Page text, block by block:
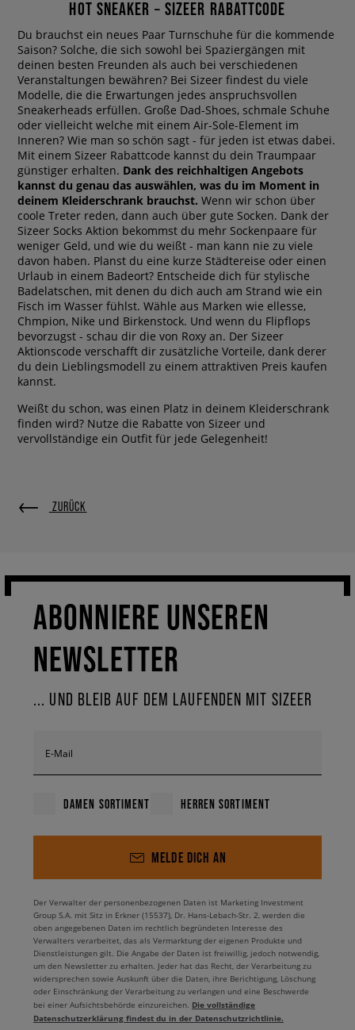
HOT SNEAKER – SIZEER RABATTCODE
Du brauchst ein neues Paar Turnschuhe für die kommende
Saison? Solche, die sich sowohl bei Spaziergängen mit
deinen besten Freunden als auch bei verschiedenen
Veranstaltungen bewähren? Bei Sizeer findest du viele
Modelle, die die Erwartungen jedes anspruchsvollen
Sneakerheads erfüllen. Große Dad-Shoes, schmale Schuhe
oder vielleicht welche mit einem Air-Sole-Element im
Inneren? Wie man so schön sagt - für jeden ist etwas dabei.
Mit einem Sizeer Rabattcode kannst du dein Traumpaar
günstiger erhalten. Dank des reichhaltigen Angebots
kannst du genau das auswählen, was du im Moment in
deinem Kleiderschrank brauchst. Wenn wir schon über
coole Treter reden, dann auch über gute Socken. Dank der
Sizeer Socks Aktion bekommst du mehr Sockenpaare für
weniger Geld, und wie du weißt - man kann nie zu viele
davon haben. Planst du eine kurze Städtereise oder einen
Urlaub in einem Badeort? Entscheide dich für stylische
Badelatschen, mit denen du dich auch am Strand wie ein
Fisch im Wasser fühlst. Wähle aus Marken wie ellesse,
Chmpion, Nike und Birkenstock. Und wenn du Flipflops
bevorzugst - schau dir die von Roxy an. Der Sizeer
Aktionscode verschafft dir zusätzliche Vorteile, dank derer
du dein Lieblingsmodell zu einem attraktiven Preis kaufen
kannst.
Weißt du schon, was einen Platz in deinem Kleiderschrank
finden wird? Nutze die Rabatte von Sizeer und
vervollständige ein Outfit für jede Gelegenheit!
ZURÜCK
ABONNIERE UNSEREN
NEWSLETTER
... UND BLEIB AUF DEM LAUFENDEN MIT SIZEER
E-Mail
DAMEN SORTIMENT HERREN SORTIMENT
MELDE DICH AN
Der Verwalter der personenbezogenen Daten ist Marketing Investment
Group S.A. mit Sitz in Erkner (15537), Dr. Hans-Lebach-Str. 2, werden die
oben angegebenen Daten im rechtlich begründeten Interesse des
Verwalters verarbeitet, das als Vermarktung der eigenen Produkte und
Dienstleistungen gilt. Die Angabe der Daten ist freiwillig, jedoch notwendig,
um den Newsletter zu erhalten. Jeder hat das Recht, der Verarbeitung zu
widersprechen sowie Auskunft über die Daten, ihre Berichtigung, Löschung
oder Einschränkung der Verarbeitung zu verlangen und eine Beschwerde
bei einer Aufsichtsbehörde einzureichen. Die vollständige
Datenschutzerklärung findest du in der Datenschutzrichtlinie.